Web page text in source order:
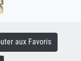
aux Favoris